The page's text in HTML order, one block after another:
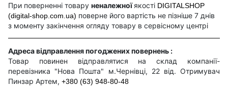
При поверненні товару неналежноїякості DIGITALSHOP
(digital-shop.com.ua) поверне його вартість не пізніше 7 днів
з моменту закінчення огляду товару в сервісному центрі
Адреса відправлення погоджених повернень :
Товар повинен відправлятися на склад компанії-
перевізника "Нова Пошта" м.Чернівці, 22 від. Отримувач
Пинзар Артем, +380 (63) 948-80-48